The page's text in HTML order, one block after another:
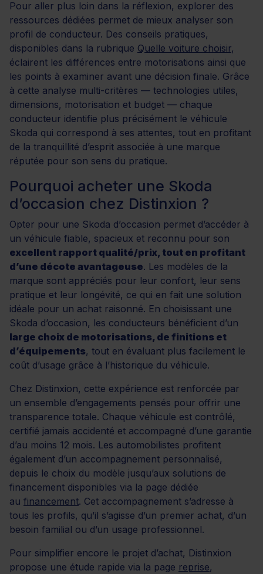
Pour aller plus loin dans la réflexion, explorer des
ressources dédiées permet de mieux analyser son
profil de conducteur. Des conseils pratiques,
disponibles dans la rubrique Quelle voiture choisir,
éclairent les différences entre motorisations ainsi que
les points à examiner avant une décision finale. Grâce
à cette analyse multi-critères — technologies utiles,
dimensions, motorisation et budget — chaque
conducteur identifie plus précisément le véhicule
Skoda qui correspond à ses attentes, tout en profitant
de la tranquillité d’esprit associée à une marque
réputée pour son sens du pratique.
Pourquoi acheter une Skoda
d’occasion chez Distinxion ?
Opter pour une Skoda d’occasion permet d’accéder à
un véhicule fiable, spacieux et reconnu pour son
excellent rapport qualité/prix, tout en profitant
d’une décote avantageuse. Les modèles de la
marque sont appréciés pour leur confort, leur sens
pratique et leur longévité, ce qui en fait une solution
idéale pour un achat raisonné. En choisissant une
Skoda d’occasion, les conducteurs bénéficient d’un
large choix de motorisations, de finitions et
d’équipements, tout en évaluant plus facilement le
coût d’usage grâce à l’historique du véhicule.
Chez Distinxion, cette expérience est renforcée par
un ensemble d’engagements pensés pour offrir une
transparence totale. Chaque véhicule est contrôlé,
certifié jamais accidenté et accompagné d’une garantie
d’au moins 12 mois. Les automobilistes profitent
également d’un accompagnement personnalisé,
depuis le choix du modèle jusqu’aux solutions de
financement disponibles via la page dédiée
au financement. Cet accompagnement s’adresse à
tous les profils, qu’il s’agisse d’un premier achat, d’un
besoin familial ou d’un usage professionnel.
Pour simplifier encore le projet d’achat, Distinxion
propose une étude rapide via la page reprise,